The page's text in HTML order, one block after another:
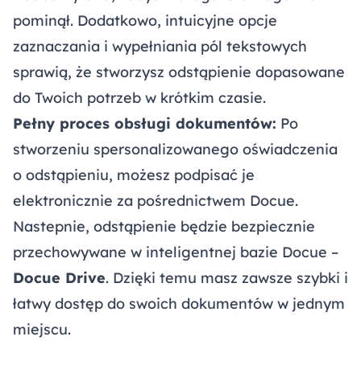
pominął. Dodatkowo, intuicyjne opcje
zaznaczania i wypełniania pól tekstowych
sprawią, że stworzysz odstąpienie dopasowane
do Twoich potrzeb w krótkim czasie.
Pełny proces obsługi dokumentów: Po
stworzeniu spersonalizowanego oświadczenia
o odstąpieniu, możesz podpisać je
elektronicznie za pośrednictwem Docue.
Nastepnie, odstąpienie będzie bezpiecznie
przechowywane w inteligentnej bazie Docue –
Docue Drive. Dzięki temu masz zawsze szybki i
łatwy dostęp do swoich dokumentów w jednym
miejscu.